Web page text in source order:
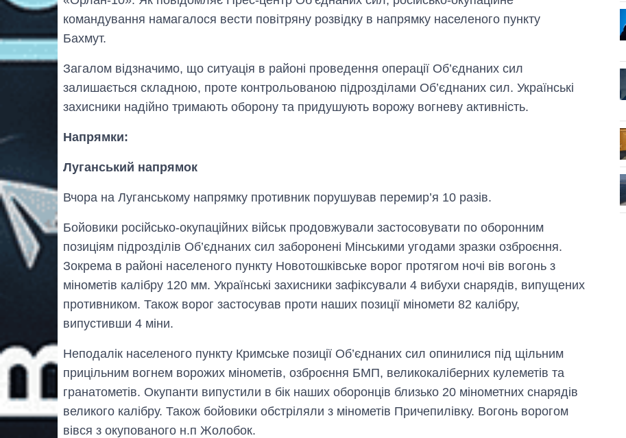
командування намагалося вести повітряну розвідку в напрямку населеного пункту
Бахмут.
Загалом відзначимо, що ситуація в районі проведення операції Об’єднаних сил
залишається складною, проте контрольованою підрозділами Об’єднаних сил. Українські
захисники надійно тримають оборону та придушують ворожу вогневу активність.
Напрямки:
Луганський напрямок
Вчора на Луганському напрямку противник порушував перемир’я 10 разів.
Бойовики російсько-окупаційних військ продовжували застосовувати по оборонним
позиціям підрозділів Об’єднаних сил заборонені Мінськими угодами зразки озброєння.
Зокрема в районі населеного пункту Новотошківське ворог протягом ночі вів вогонь з
мінометів калібру 120 мм. Українські захисники зафіксували 4 вибухи снарядів, випущених
противником. Також ворог застосував проти наших позиції міномети 82 калібру,
випустивши 4 міни.
Неподалік населеного пункту Кримське позиції Об’єднаних сил опинилися під щільним
прицільним вогнем ворожих мінометів, озброєння БМП, великокаліберних кулеметів та
гранатометів. Окупанти випустили в бік наших оборонців близько 20 мінометних снарядів
великого калібру. Також бойовики обстріляли з мінометів Причепилівку. Вогонь ворогом
вівся з окупованого н.п Жолобок.